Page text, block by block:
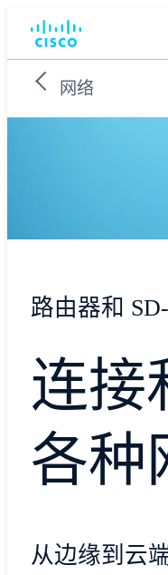
网络
路由器和
连接
各种
从边缘到云